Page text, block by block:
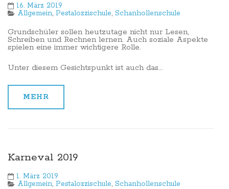
16. März 2019
Allgemein, Pestalozzischule, Schanhollenschule
Grundschüler sollen heutzutage nicht nur Lesen,
Schreiben und Rechnen lernen. Auch soziale Aspekte
spielen eine immer wichtigere Rolle.
Unter diesem Gesichtspunkt ist auch das...
MEHR
Karneval 2019
1. März 2019
Allgemein, Pestalozzischule, Schanhollenschule